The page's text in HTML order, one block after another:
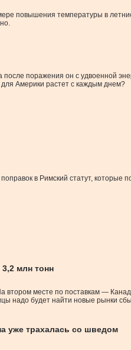
повышения температуры в
поражения он с удвоенной
для Америки растет с каждым днем?
в Римский статут,
млн тонн
месте по поставкам —
надо будет найти новые рынки
уже трахалась со шведом